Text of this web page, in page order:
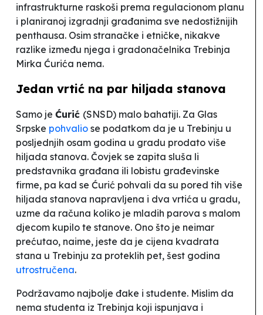
infrastrukturne raskoši prema regulacionom planu
i planiranoj izgradnji građanima sve nedostižnijih
penthausa. Osim stranačke i etničke, nikakve
razlike između njega i gradonačelnika Trebinja
Mirka Ćurića nema.
Jedan vrtić na par hiljada stanova
Samo je Ćurić (SNSD) malo bahatiji. Za Glas
Srpske pohvalio se podatkom da je u Trebinju u
posljednjih osam godina u gradu prodato više
hiljada stanova. Čovjek se zapita sluša li
predstavnika građana ili lobistu građevinske
firme, pa kad se Ćurić pohvali da su pored tih više
hiljada stanova napravljena i dva vrtića u gradu,
uzme da računa koliko je mladih parova s malom
djecom kupilo te stanove. Ono što je neimar
prećutao, naime, jeste da je cijena kvadrata
stana u Trebinju za proteklih pet, šest godina
utrostručena.
Podržavamo najbolje đake i studente. Mislim da
nema studenta iz Trebinja koji ispunjava i